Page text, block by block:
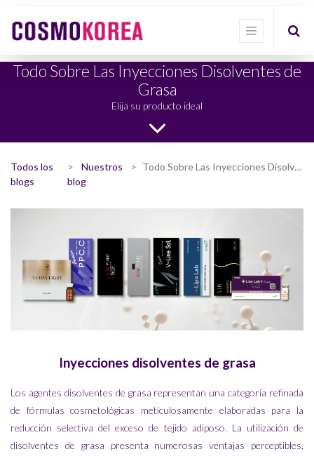
Todo Sobre Las Inyecciones Disolventes de
Grasa
Elija su producto ideal
Todos los
blogs
Nuestros
blog
Todo Sobre Las Inyecciones Disolventes de Grasa
Inyecciones disolventes de grasa
Los agentes disolventes de grasa representan una categoría refinada
de fórmulas cosmetológicas meticulosamente elaboradas para la
reducción selectiva del exceso de tejido adiposo. La utilización de
disolventes de grasa presenta numerosas ventajas perceptibles,